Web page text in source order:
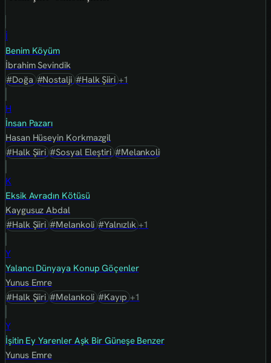
İ
Benim Köyüm
İbrahim Sevindik
#Doğa#Nostalji#Halk Şiiri+1
H
İnsan Pazarı
Hasan Hüseyin Korkmazgil
#Halk Şiiri#Sosyal Eleştiri#Melankoli
K
Eksik Avradın Kötüsü
Kaygusuz Abdal
#Halk Şiiri#Melankoli#Yalnızlık+1
Y
Yalancı Dünyaya Konup Göçenler
Yunus Emre
#Halk Şiiri#Melankoli#Kayıp+1
Y
İşitin Ey Yarenler Aşk Bir Güneşe Benzer
Yunus Emre